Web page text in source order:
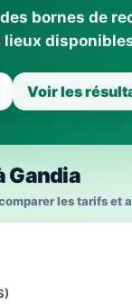
bornes de
Voir les
Gandia
les tarifs et